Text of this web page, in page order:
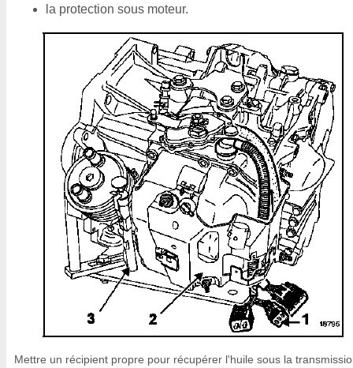
la protection sous moteur.
Mettre un récipient propre pour récupérer l'huile sous la